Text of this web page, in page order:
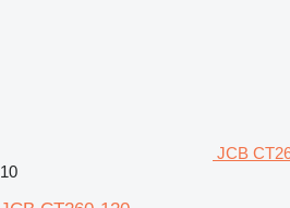
JCB
10